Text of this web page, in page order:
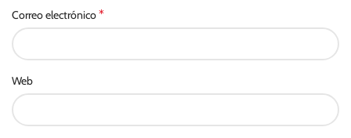
Correo electrónico*
Web